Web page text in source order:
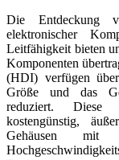
Die Entdeckung
elektronischer
Leitfähigkeit bieten
Komponenten
(HDI) verfügen
Größe und das
reduziert. Diese
kostengünstig,
Gehäusen mit